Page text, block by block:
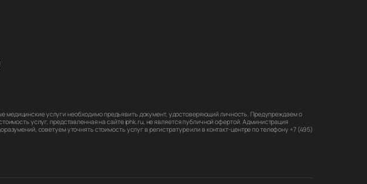
медицинские услуги необходимо предъявить документ, удостоверяющий личность. Предупреждаем о
услуг, представленная на сайте iphk.ru, не является публичной офертой. Администрация
советуем уточнять стоимость услуг в регистратуре или в контакт-центре по телефону +7 (495)